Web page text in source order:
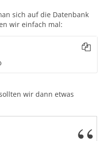
sich auf die Datenbank
wir einfach mal:
wir dann etwas